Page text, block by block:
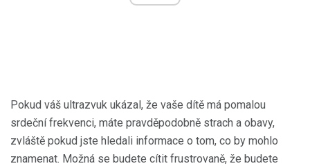
Pokud váš ultrazvuk ukázal, že vaše dítě má pomalou
srdeční frekvenci, máte pravděpodobně strach a obavy,
zvláště pokud jste hledali informace o tom, co by mohlo
znamenat. Možná se budete cítit frustrovaně, že budete